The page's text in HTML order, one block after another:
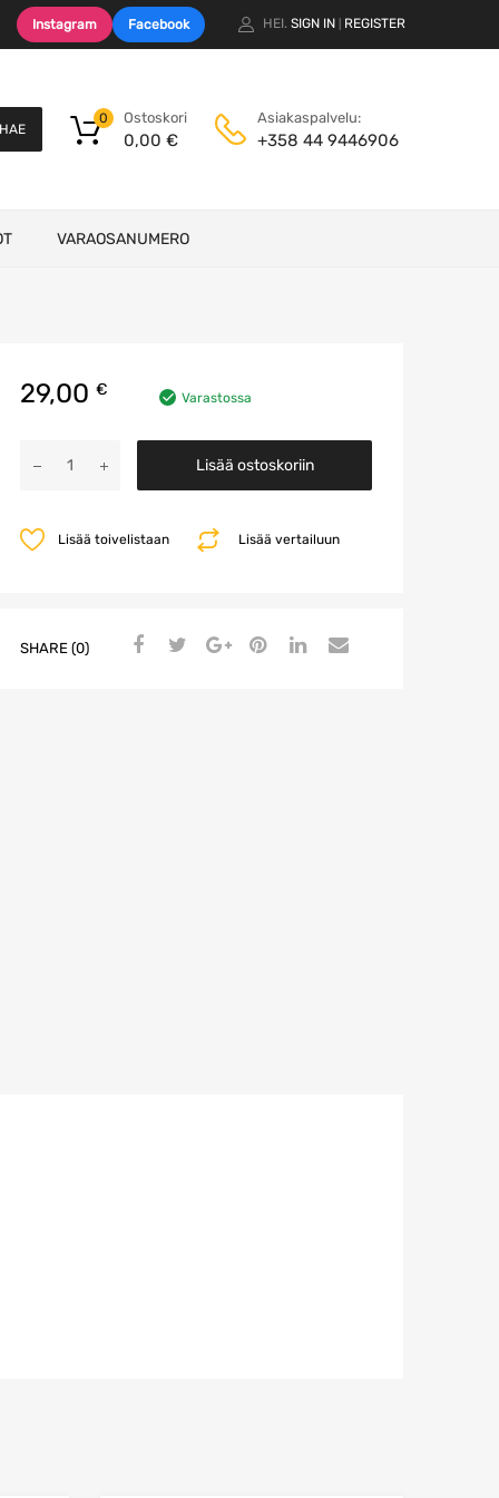
Instagram Facebook HEI. SIGN IN REGISTER
HAE
Ostoskori
0,00 €
0 Asiakaspalvelu:
+358 44 9446906
VARAOSANUMERO
29,00 € Varastossa
määrä
Lisää ostoskoriin
Lisää vertailuun
Lisää toivelistaan
SHARE (0)